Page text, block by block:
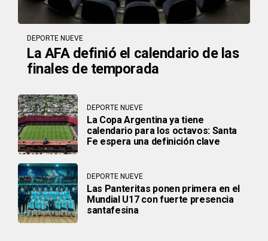
DEPORTE NUEVE
La AFA definió el calendario de las
finales de temporada
DEPORTE NUEVE
La Copa Argentina ya tiene
calendario para los octavos: Santa
Fe espera una definición clave
DEPORTE NUEVE
Las Panteritas ponen primera en el
Mundial U17 con fuerte presencia
santafesina